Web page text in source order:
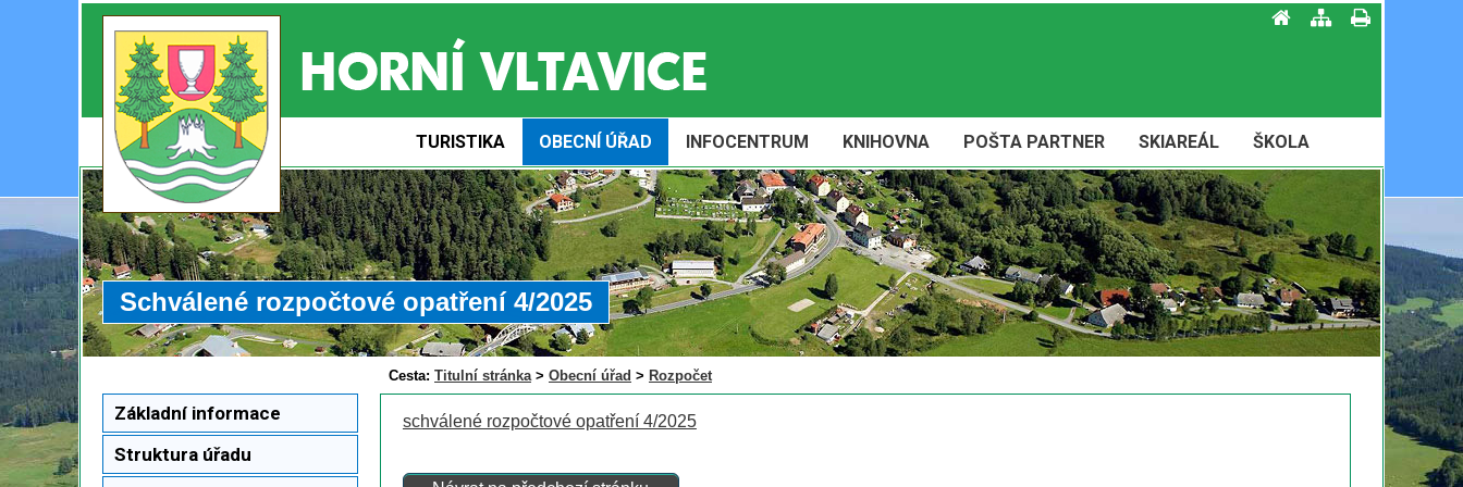
TURISTIKA OBECNÍ ÚŘAD INFOCENTRUM KNIHOVNA POŠTA PARTNER SKIAREÁL ŠKOLA
Schválené rozpočtové opatření 4/2025
Cesta: Titulní stránka> Obecní úřad > Rozpočet
Základní informace
Struktura úřadu
schválené rozpočtové opatření 4/2025